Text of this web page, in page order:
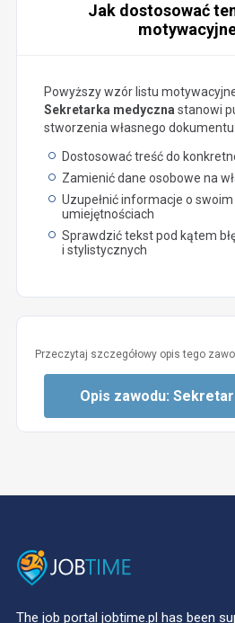
Jak dostosować
Powyższy wzór listu
Sekretarka medyczna stanowi
stworzenia własnego
Dostosować treść do
Zamienić dane osobowe na
Uzupełnić informacje o
umiejętnościach
Sprawdzić tekst pod kątem
i stylistycznych
Przeczytaj szczegółowy opis tego
Opis zawodu:
The job portal jobtime.pl has been